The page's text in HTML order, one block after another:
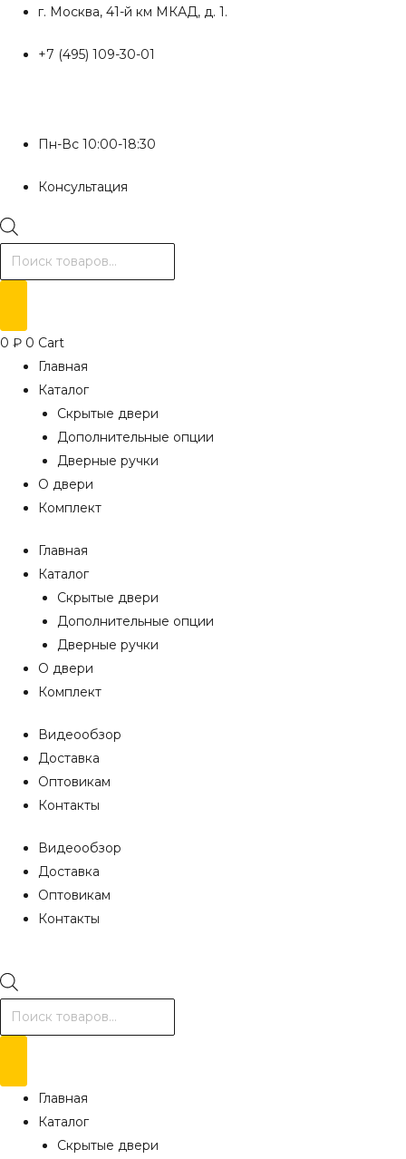
Перейти
содержимому
г. Москва, 41-й км МКАД, д. 1.
+7 (495) 109-30-01
Пн-Вс 10:00-18:30
Консультация
Поиск
товаров
0 ₽ 0 Cart
Главная
Каталог
Скрытые двери
Дополнительные опции
Дверные ручки
О двери
Комплект
Главная
Каталог
Скрытые двери
Дополнительные опции
Дверные ручки
О двери
Комплект
Видеообзор
Доставка
Оптовикам
Контакты
Видеообзор
Доставка
Оптовикам
Контакты
Поиск
товаров
Главная
Каталог
Скрытые двери